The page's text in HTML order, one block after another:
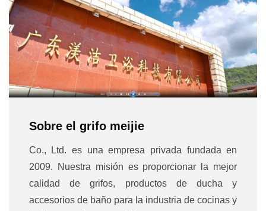
Sobre el grifo meijie
Co., Ltd. es una empresa privada fundada en
2009. Nuestra misión es proporcionar la mejor
calidad de grifos, productos de ducha y
accesorios de baño para la industria de cocinas y